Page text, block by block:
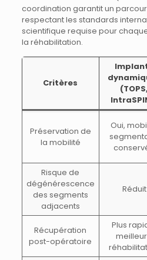
coordination garantit un
respectant les standards
scientifique requise pour
la réhabilitation.
Critères
(TOPS,
Préservation de
la mobilité
Oui,
Risque de
dégénérescence
des segments
adjacents
Réduit
Récupération
post-opératoire
Plus